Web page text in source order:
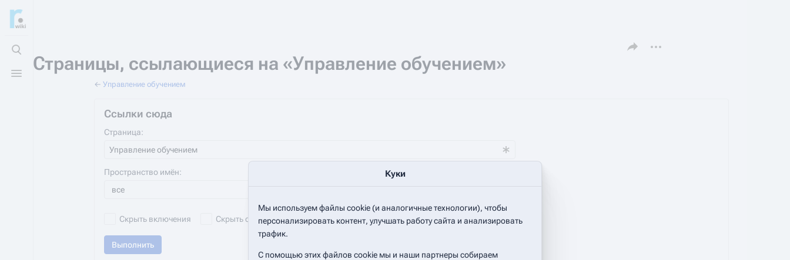
Открыть поиск
Открыть меню
Страницы, ссылающиеся на «Управление обучением»
Поделиться этой страницей
← Управление обучением
Ссылки сюда
Страница:
Пространство имён:
все
Скрыть включения Скрыть ссылки Скрыть перенаправления
Выполнить
Куки
Мы используем файлы cookie (и аналогичные технологии), чтобы
персонализировать контент, улучшать работу сайта и анализировать
трафик.
С помощью этих файлов cookie мы и наши партнеры собираем